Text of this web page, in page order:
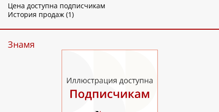
Цена доступна подписчикам
История продаж (1)
Знамя